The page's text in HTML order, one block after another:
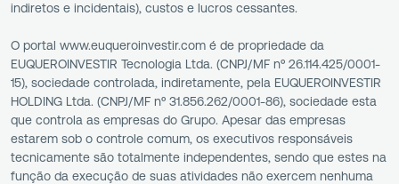
indiretos e incidentais), custos e lucros cessantes.
O portal www.euqueroinvestir.com é de propriedade da
EUQUEROINVESTIR Tecnologia Ltda. (CNPJ/MF nº 26.114.425/0001-
15), sociedade controlada, indiretamente, pela EUQUEROINVESTIR
HOLDING Ltda. (CNPJ/MF nº 31.856.262/0001-86), sociedade esta
que controla as empresas do Grupo. Apesar das empresas
estarem sob o controle comum, os executivos responsáveis
tecnicamente são totalmente independentes, sendo que estes na
função da execução de suas atividades não exercem nenhuma